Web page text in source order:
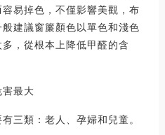
易掉色，不僅影響美觀，布
建議窗簾顏色以單色和淺色
，從根本上降低甲醛的含
最大
三類：老人、孕婦和兒童。